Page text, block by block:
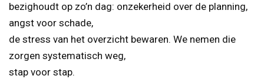
bezighoudt op zo’n dag: onzekerheid over de planning,
angst voor schade,
de stress van het overzicht bewaren. We nemen die
zorgen systematisch weg,
stap voor stap.